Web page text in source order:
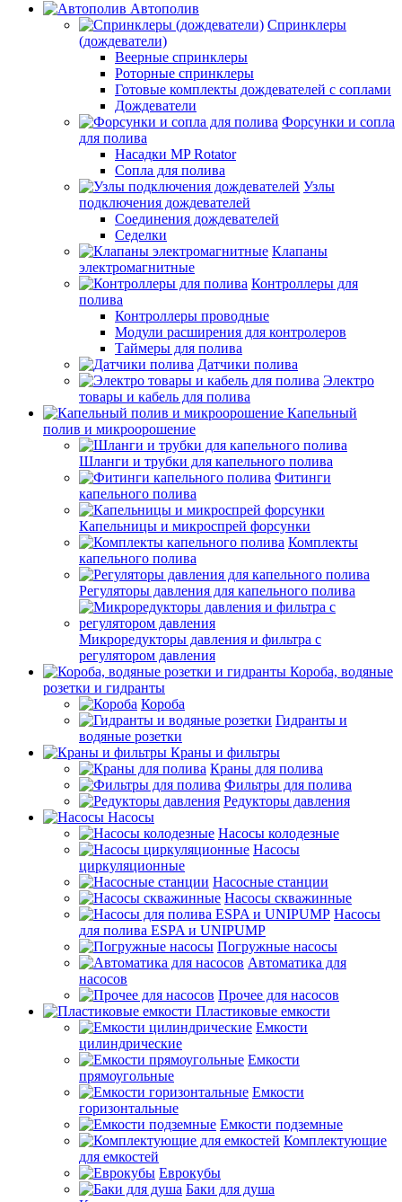
Автополив
Спринклеры
(дождеватели)
Веерные спринклеры
Роторные спринклеры
Готовые комплекты дождевателей с соплами
Дождеватели
Форсунки и сопла
для полива
Насадки MP Rotator
Сопла для полива
Узлы
подключения дождевателей
Соединения дождевателей
Седелки
Клапаны
электромагнитные
Контроллеры для
полива
Контроллеры проводные
Модули расширения для контролеров
Таймеры для полива
Датчики полива
Электро
товары и кабель для полива
Капельный
полив и микроорошение
Шланги и трубки для капельного полива
Фитинги
капельного полива
Капельницы и микроспрей форсунки
Комплекты
капельного полива
Регуляторы давления для капельного полива
Микроредукторы давления и фильтра с
регулятором давления
Короба, водяные
розетки и гидранты
Короба
Гидранты и
водяные розетки
Краны и фильтры
Краны для полива
Фильтры для полива
Редукторы давления
Насосы
Насосы колодезные
Насосы
циркуляционные
Насосные станции
Насосы скважинные
Насосы
для полива ESPA и UNIPUMP
Погружные насосы
Автоматика для
насосов
Прочее для насосов
Пластиковые емкости
Емкости
цилиндрические
Емкости
прямоугольные
Емкости
горизонтальные
Емкости подземные
Комплектующие
для емкостей
Еврокубы
Баки для душа